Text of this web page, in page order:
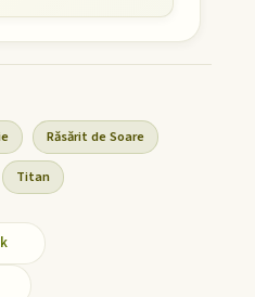
Răsărit de Soare
Titan